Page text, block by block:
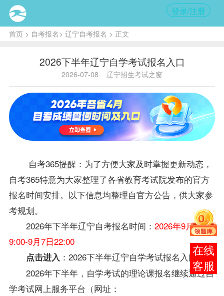
登录/注册
首页> 自考报名> 辽宁自考报名 > 正文
2026下半年辽宁自学考试报名入口
2026-07-08 辽宁招生考试之窗
自考365提醒：为了方便大家及时掌握更新动态，
自考365特意为大家整理了各省教育考试院发布的官方
报名时间安排。以下信息均整理自官方公告，供大家参
考规划。
2026年下半年辽宁自考报名时间： 2026年9月1日
9:00-9月7日22:00
点击进入 ： 2026下半年辽宁自学考试报名入口
2026年下半年，自学考试的理论课报名继续通过自
学考试网上服务平台（网址：
在线
客服